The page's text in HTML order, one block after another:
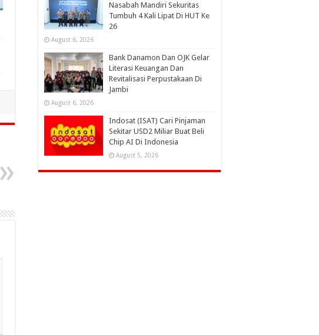
Nasabah Mandiri Sekuritas
Tumbuh 4 Kali Lipat Di HUT Ke
26
August 6, 2026
Bank Danamon Dan OJK Gelar
Literasi Keuangan Dan
Revitalisasi Perpustakaan Di
Jambi
August 6, 2026
Indosat (ISAT) Cari Pinjaman
Sekitar USD2 Miliar Buat Beli
Chip AI Di Indonesia
August 5, 2026